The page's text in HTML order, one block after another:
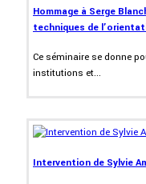
Hommage à Serge
techniques de
Ce séminaire se donne
institutions et...
Intervention de Sylvie